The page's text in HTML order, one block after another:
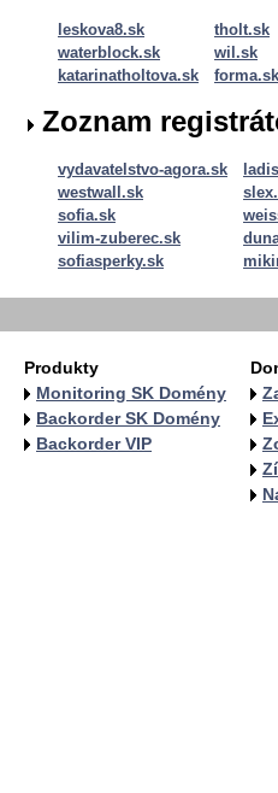
leskova8.sk tholt.sk
waterblock.sk
wil.sk
katarinatholtova.sk
forma.sk
Zoznam
vydavatelstvo-agora.sk
westwall.sk
sofia.sk
vilim-zuberec.sk
sofiasperky.sk
Produkty
Monitoring SK Domény
Backorder SK Domény
Backorder VIP